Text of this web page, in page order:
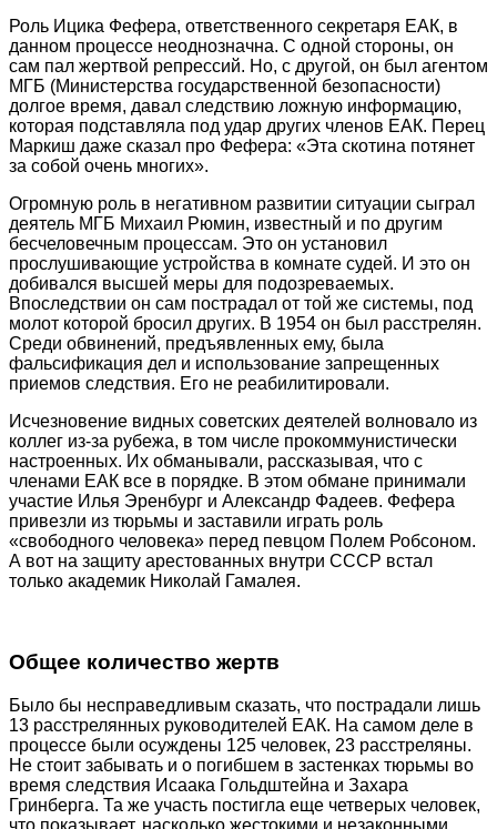
Роль Ицика Фефера, ответственного секретаря ЕАК, в
данном процессе неоднозначна. С одной стороны, он
сам пал жертвой репрессий. Но, с другой, он был агентом
МГБ (Министерства государственной безопасности)
долгое время, давал следствию ложную информацию,
которая подставляла под удар других членов ЕАК. Перец
Маркиш даже сказал про Фефера: «Эта скотина потянет
за собой очень многих».
Огромную роль в негативном развитии ситуации сыграл
деятель МГБ Михаил Рюмин, известный и по другим
бесчеловечным процессам. Это он установил
прослушивающие устройства в комнате судей. И это он
добивался высшей меры для подозреваемых.
Впоследствии он сам пострадал от той же системы, под
молот которой бросил других. В 1954 он был расстрелян.
Среди обвинений, предъявленных ему, была
фальсификация дел и использование запрещенных
приемов следствия. Его не реабилитировали.
Исчезновение видных советских деятелей волновало из
коллег из-за рубежа, в том числе прокоммунистически
настроенных. Их обманывали, рассказывая, что с
членами ЕАК все в порядке. В этом обмане принимали
участие Илья Эренбург и Александр Фадеев. Фефера
привезли из тюрьмы и заставили играть роль
«свободного человека» перед певцом Полем Робсоном.
А вот на защиту арестованных внутри СССР встал
только академик Николай Гамалея.
Общее количество жертв
Было бы несправедливым сказать, что пострадали лишь
13 расстрелянных руководителей ЕАК. На самом деле в
процессе были осуждены 125 человек, 23 расстреляны.
Не стоит забывать и о погибшем в застенках тюрьмы во
время следствия Исаака Гольдштейна и Захара
Гринберга. Та же участь постигла еще четверых человек,
что показывает, насколько жестокими и незаконными